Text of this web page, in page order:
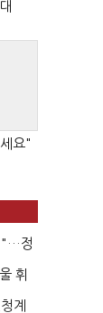
요"
"…정
휘
계